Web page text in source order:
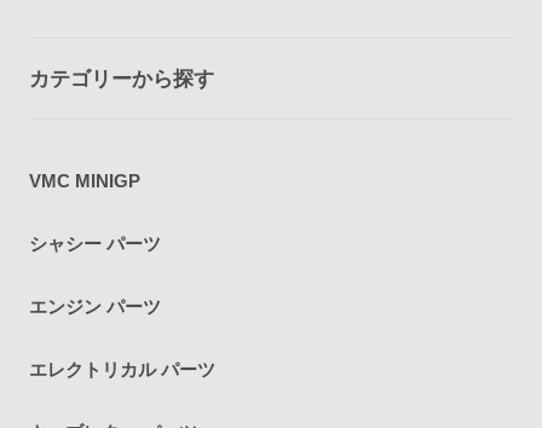
カテゴリーから探す
VMC MINIGP
シャシー パーツ
エンジン パーツ
エレクトリカル パーツ